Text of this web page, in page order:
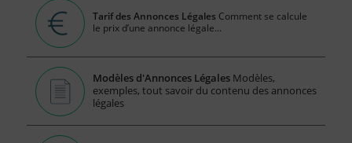
Tarif des Annonces Légales Comment se calcule
le prix d’une annonce légale...
Modèles d'Annonces Légales Modèles,
exemples, tout savoir du contenu des annonces
légales